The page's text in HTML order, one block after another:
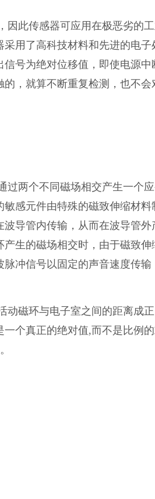
因此传感器可应用在极恶劣的
用了高科技材料和先进的电子
号为绝对位移值，即使电源中
，就算不断重复检测，也不会
过两个不同磁场相交产生一个
感元件由特殊的磁致伸缩材料
导管内传输，从而在波导管外
生的磁场相交时，由于磁致伸
冲信号以固定的声音速度传输
动磁环与电子室之间的距离成
个真正的绝对值,而不是比例